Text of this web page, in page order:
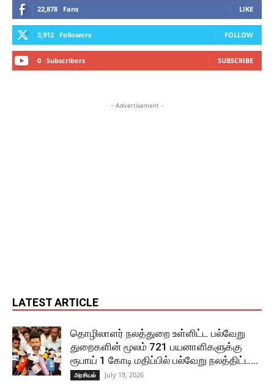
22,878 Fans LIKE
3,912 Followers FOLLOW
0 Subscribers SUBSCRIBE
- Advertisement -
LATEST ARTICLE
தொழிலாளர் நலத்துறை உள்ளிட்ட பல்வேறு
துறைகளின் மூலம் 721 பயனாளிகளுக்கு
ரூபாய் 1 கோடி மதிப்பில் பல்வேறு நலத்திட்ட...
அரசியல் July 18, 2026